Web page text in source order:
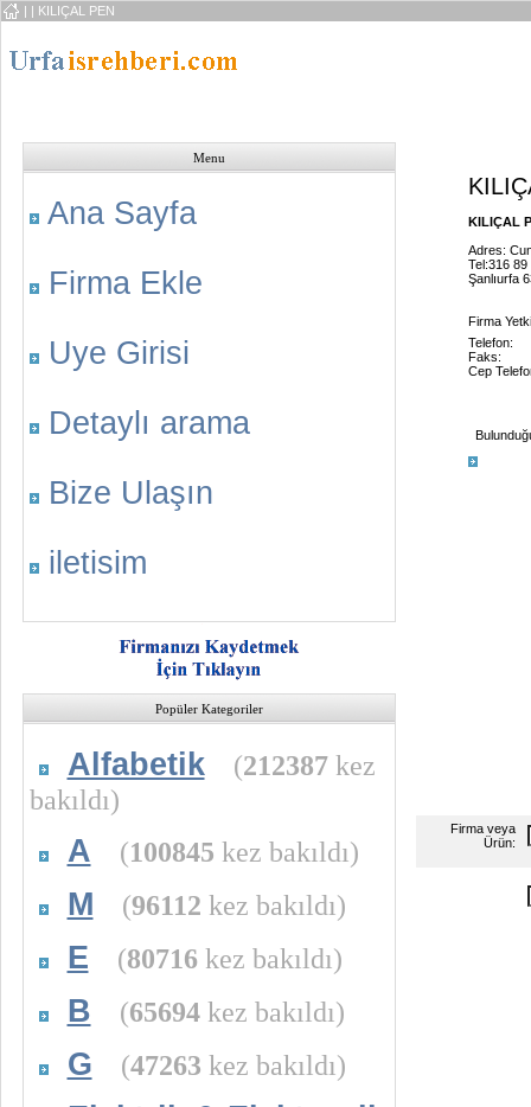
| | KILIÇAL PEN
Menu
Ana Sayfa
Firma Ekle
Uye Girisi
Detaylı arama
Bize Ulaşın
iletisim
Popüler Kategoriler
Alfabetik (212387kez
bakıldı)
A (100845 kez bakıldı)
M (96112 kez bakıldı)
E (80716 kez bakıldı)
B (65694kez bakıldı)
G (47263 kez bakıldı)
KILIÇAL
Adres:
Tel:316 89
Şanlıurfa
Firma
Telefon:
Faks:
Cep
Firma veya
Ürün: